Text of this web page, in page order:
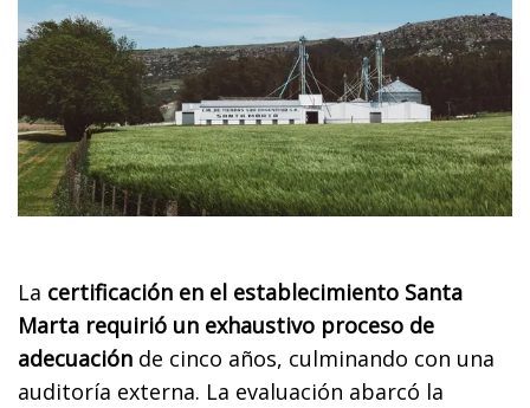
La certificación en el establecimiento Santa
Marta requirió un exhaustivo proceso de
adecuación de cinco años, culminando con una
auditoría externa. La evaluación abarcó la